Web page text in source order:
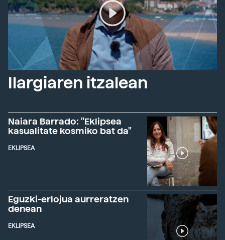
Ilargiaren itzalean
Naiara Barrado: "Eklipsea
kasualitate kosmiko bat da"
EKLIPSEA
Eguzki-erlojua aurreratzen
denean
EKLIPSEA